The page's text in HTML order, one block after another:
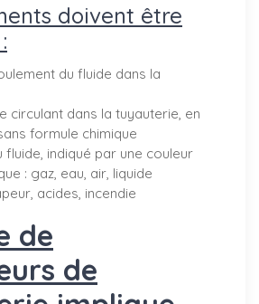
doivent être
du fluide dans la
circulant dans la tuyauterie, en
formule chimique
fluide, indiqué par une couleur
: gaz, eau, air, liquide
acides, incendie
de
de